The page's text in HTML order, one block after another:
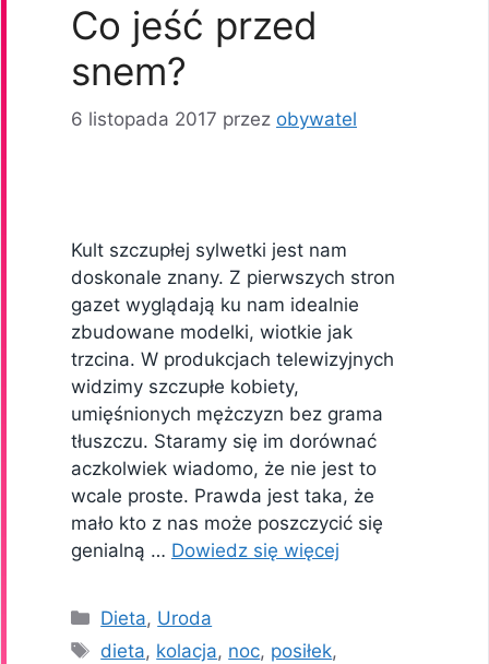
Co jeść przed
snem?
6 listopada 2017 przez obywatel
Kult szczupłej sylwetki jest nam
doskonale znany. Z pierwszych stron
gazet wyglądają ku nam idealnie
zbudowane modelki, wiotkie jak
trzcina. W produkcjach telewizyjnych
widzimy szczupłe kobiety,
umięśnionych mężczyzn bez grama
tłuszczu. Staramy się im dorównać
aczkolwiek wiadomo, że nie jest to
wcale proste. Prawda jest taka, że
mało kto z nas może poszczycić się
genialną … Dowiedz się więcej
Kategorie
Dieta, Uroda
Tagi
dieta, kolacja, noc, posiłek,